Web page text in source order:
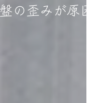
の歪みが原因